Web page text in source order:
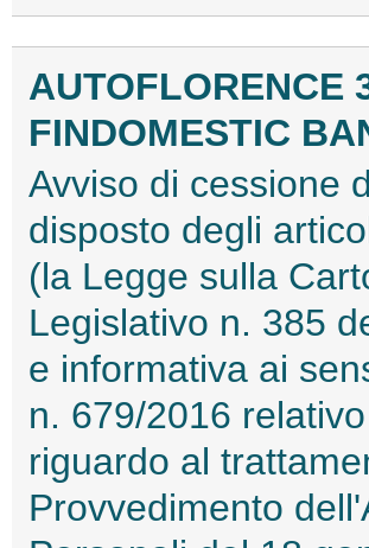
AUTOFLORENCE
FINDOMESTIC
Avviso di cessione
disposto degli
(la Legge sulla
Legislativo n. 385
e informativa ai
n. 679/2016
riguardo al
Provvedimento